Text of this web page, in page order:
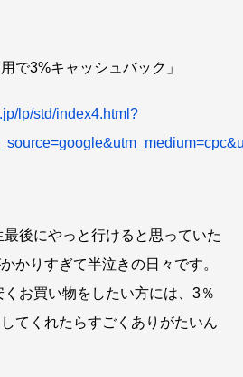
で3%キャッシュバック」
lp/std/index4.html?
後にやっと行けると思っていた
かりすぎて半泣きの日々です。
お買い物をしたい方には、3％
てくれたらすごくありがたいん